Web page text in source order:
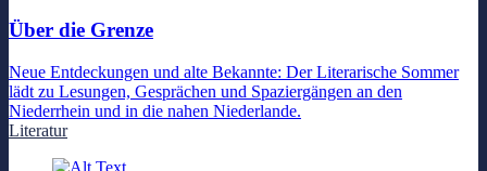
Über die Grenze
Neue Entdeckungen und alte Bekannte: Der Literarische Sommer
lädt zu Lesungen, Gesprächen und Spaziergängen an den
Niederrhein und in die nahen Niederlande.
Literatur